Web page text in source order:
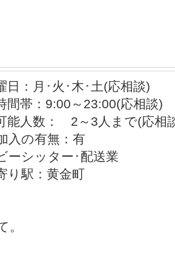
日：月･火･木･土(応相談)
間帯：9:00～23:00(応相談)
能人数： 2～3人まで(応相
入の有無：有
ーシッター･配送業
り駅：黄金町
。